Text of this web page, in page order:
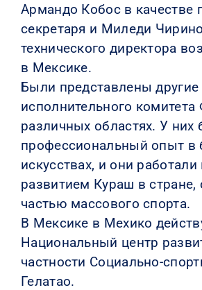
Армандо Кобос в качестве
секретаря и Миледи
технического директора
в Мексике.
Были представлены
исполнительного
различных областях. У
профессиональный опыт в
искусствах, и они
развитием Кураш в стране,
частью массового спорта.
В Мексике в Мехико
Национальный центр
частности Социально-
Гелатао.